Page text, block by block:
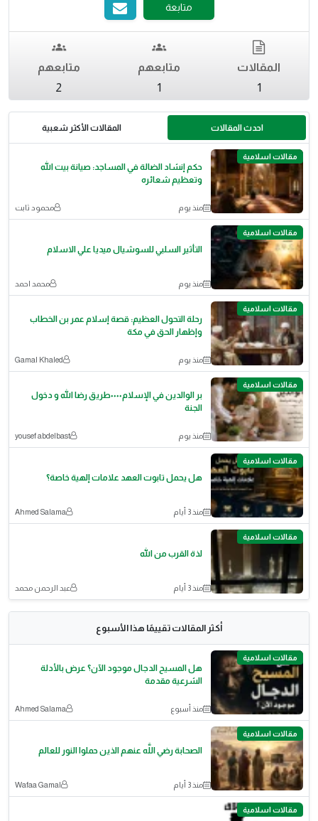
متابعة
المقالات
1
متابعهم
1
متابعهم
2
احدث المقالات المقالات الأكثر شعبية
مقالات اسلامية
حكم إنشاد الضالة في المساجد: صيانة بيت الله
وتعظيم شعائره
منذ يوم محمود ثابت
مقالات اسلامية
التأثير السلبي للسوشيال ميديا علي الاسلام
منذ يوم محمد احمد
مقالات اسلامية
رحلة التحول العظيم: قصة إسلام عمر بن الخطاب
وإظهار الحق في مكة
منذ يوم Gamal Khaled
مقالات اسلامية
بر الوالدين في الإسلام٠٠٠٠طريق رضا الله و دخول
الجنة
منذ يوم yousef abdelbast
مقالات اسلامية
هل يحمل تابوت العهد علامات إلهية خاصة؟
منذ 3 أيام Ahmed Salama
مقالات اسلامية
لذة القرب من الله
منذ 3 أيام عبد الرحمن محمد
أكثر المقالات تقييمًا هذا الأسبوع
مقالات اسلامية
هل المسيح الدجال موجود الآن؟ عرض بالأدلة
الشرعية مقدمة
منذ أسبوع Ahmed Salama
مقالات اسلامية
الصحابة رضي اللَّه عنهم الذين حملوا النور للعالم
منذ 3 أيام Wafaa Gamal
مقالات اسلامية